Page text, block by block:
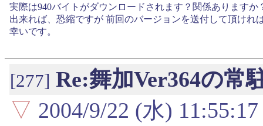
実際は940バイトがダウンロードされます？関係ありますか
出来れば、恐縮ですが 前回のバージョンを送付して頂けれ
幸いです。
[277] Re:舞加Ver364の常
▽ 2004/9/22 (水) 11:55:17